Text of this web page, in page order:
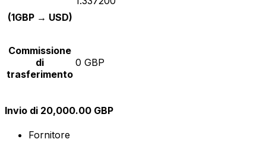
(1GBP → USD)
Commissione
di
trasferimento
0 GBP
Invio di 20,000.00 GBP
Fornitore